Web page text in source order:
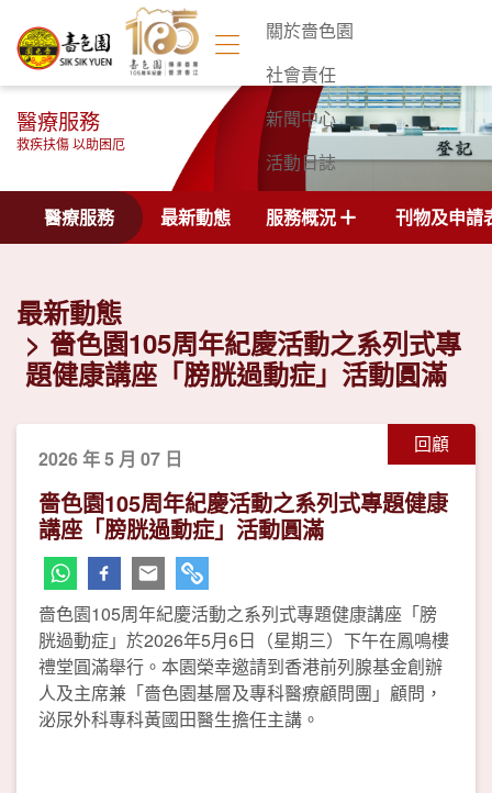
關於嗇色園
社會責任
新聞中心
活動日誌
聯絡我們
醫療服務
救疾扶傷 以助困厄
醫療服務 最新動態 服務概況 刊物及申請
最新動態
嗇色園105周年紀慶活動之系列式專
題健康講座「膀胱過動症」活動圓滿
回顧
2026 年 5 月 07 日
嗇色園105周年紀慶活動之系列式專題健康
講座「膀胱過動症」活動圓滿
嗇色園105周年紀慶活動之系列式專題健康講座「膀
胱過動症」於2026年5月6日（星期三）下午在鳳鳴樓
禮堂圓滿舉行。本園榮幸邀請到香港前列腺基金創辦
人及主席兼「嗇色園基層及專科醫療顧問團」顧問，
泌尿外科專科黃國田醫生擔任主講。